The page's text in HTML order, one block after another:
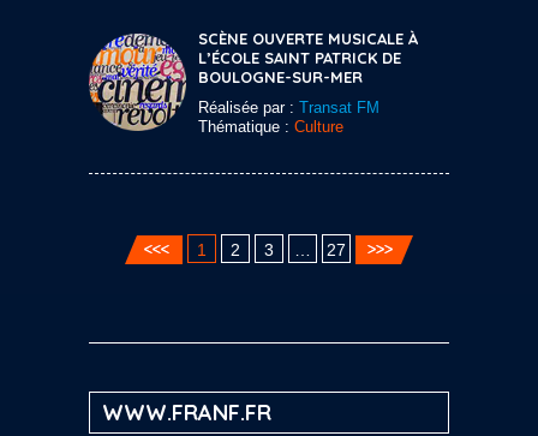
SCÈNE OUVERTE MUSICALE À
L’ÉCOLE SAINT PATRICK DE
BOULOGNE-SUR-MER
Réalisée par : Transat FM
Thématique : Culture
1 2 3 27
WWW.FRANF.FR